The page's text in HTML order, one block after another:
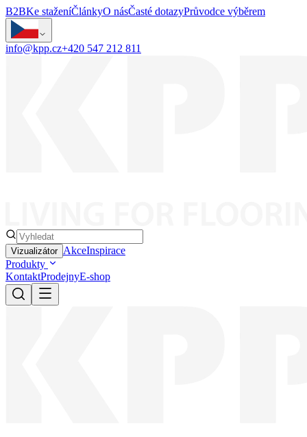
B2BKe staženíČlánkyO násČasté dotazyPrůvodce výběrem
info@kpp.cz+420 547 212 811
Vizualizátor AkceInspirace
Produkty
KontaktProdejnyE-shop